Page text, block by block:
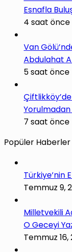
Esnafla
4 saat önce
Van
Abdulahat
5 saat önce
Yorulmadan
7 saat önce
Popüler Haberler
Türkiye’nin
Temmuz 9,
Milletvekili
O Geceyi
Temmuz 16,